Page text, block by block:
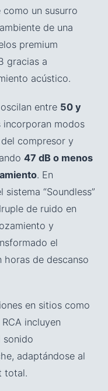
un susurro
de una
premium
gracias a
acústico.
oscilan entre 50 y
incorporan modos
compresor y
47 dB o menos
. En
“Soundless”
de ruido en
y
el
horas de descanso
en sitios como
incluyen
sonido
adaptándose al
total.